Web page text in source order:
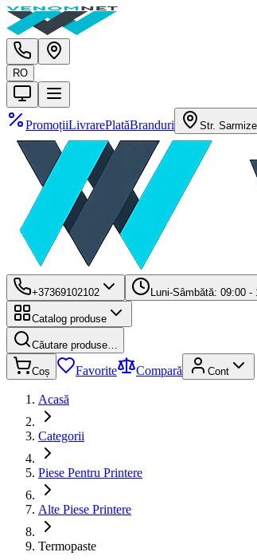
RO
PromoțiiLivrarePlatăBranduri Str.
+37369102102 Luni-Sâmbătă: 09:00 -
Catalog produse
Căutare produse…
Coș Favorite Compară Cont
Acasă
Categorii
Piese Pentru Printere
Alte Piese Printere
Termopaste